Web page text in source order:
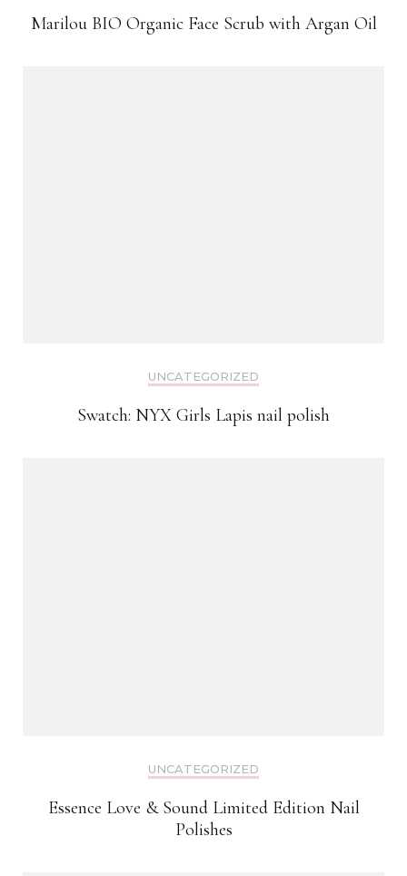
Marilou BIO Organic Face Scrub with Argan Oil
UNCATEGORIZED
Swatch: NYX Girls Lapis nail polish
UNCATEGORIZED
Essence Love & Sound Limited Edition Nail
Polishes